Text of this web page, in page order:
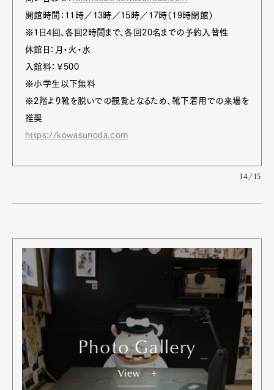
開館時間：11時／13時／15時／17時（19時閉館）
※1日4回、各回2時間まで、各回20名までの予約入替性
休館日：月・火・水
入館料：￥500
※小学生以下無料
※2階より靴を脱いでの観覧となるため、靴下着用での来場を
推奨
https://kowasunoda.com
14/15
Photo Gallery
View